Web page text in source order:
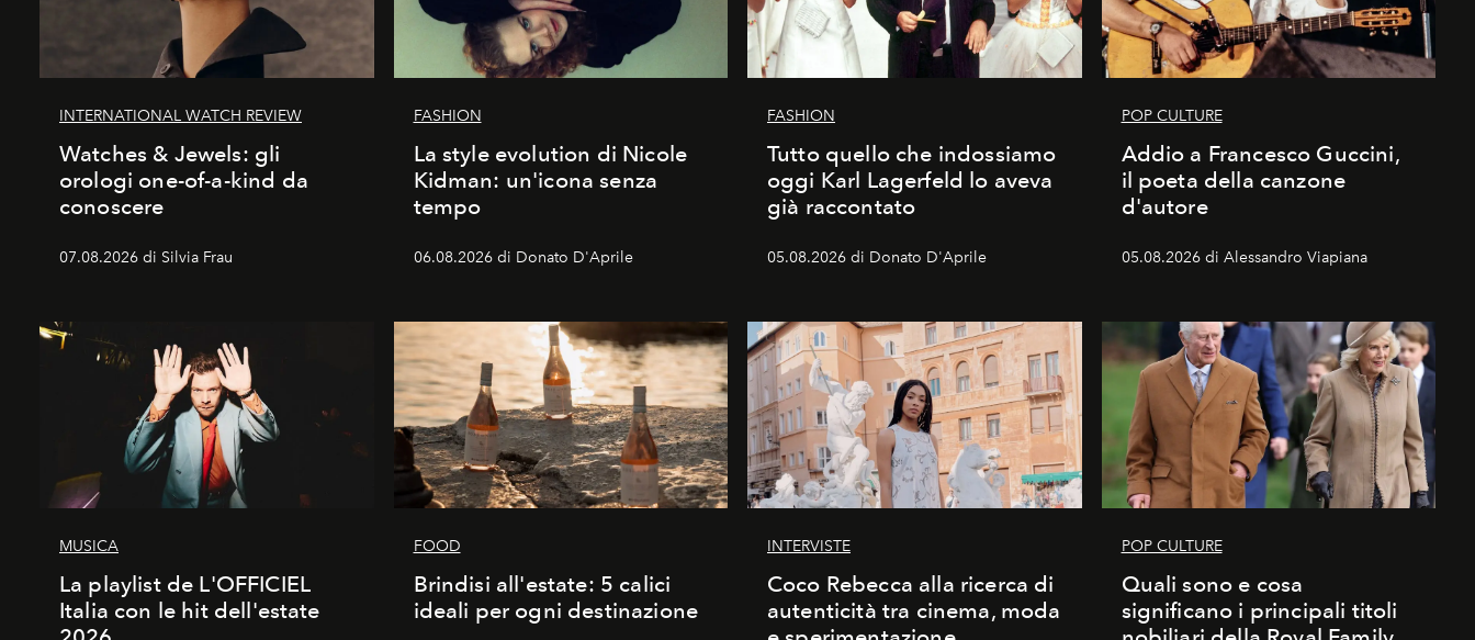
INTERNATIONAL WATCH REVIEW
Watches & Jewels: gli
orologi one-of-a-kind da
conoscere
07.08.2026 di Silvia Frau
FASHION
La style evolution di Nicole
Kidman: un'icona senza
tempo
06.08.2026 di Donato D'Aprile
FASHION
Tutto quello che indossiamo
oggi Karl Lagerfeld lo aveva
già raccontato
05.08.2026 di Donato D'Aprile
POP CULTURE
Addio a Francesco Guccini,
il poeta della canzone
d'autore
05.08.2026 di Alessandro Viapiana
MUSICA
La playlist de L'OFFICIEL
Italia con le hit dell'estate
FOOD
Brindisi all'estate: 5 calici
ideali per ogni destinazione
INTERVISTE
Coco Rebecca alla ricerca di
autenticità tra cinema, moda
POP CULTURE
Quali sono e cosa
significano i principali titoli